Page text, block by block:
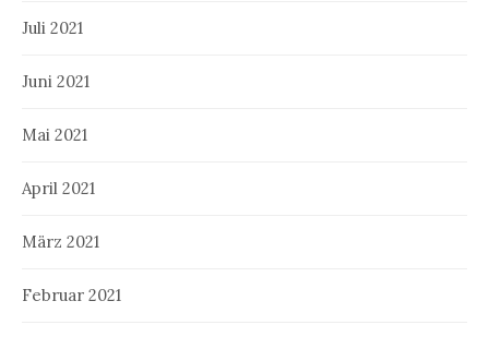
Juli 2021
Juni 2021
Mai 2021
April 2021
März 2021
Februar 2021